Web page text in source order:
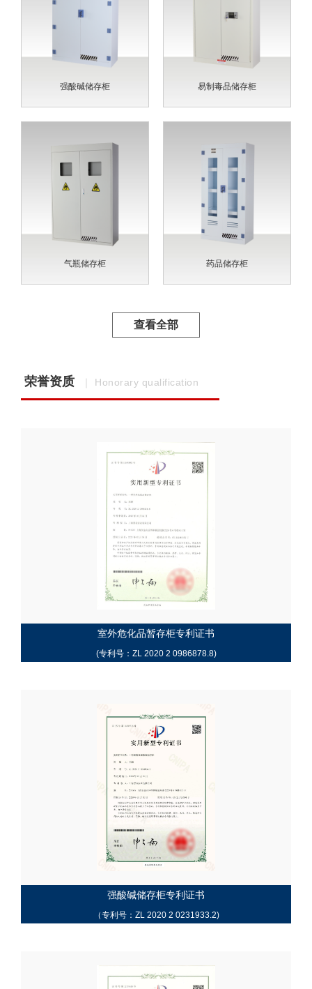
强酸碱储存柜 易制毒品储存柜
气瓶储存柜 药品储存柜
查看全部
荣誉资质 ｜ Honorary qualification
室外危化品暂存柜专利证书
(专利号：ZL 2020 2 0986878.8)
强酸碱储存柜专利证书
（专利号：ZL 2020 2 0231933.2)